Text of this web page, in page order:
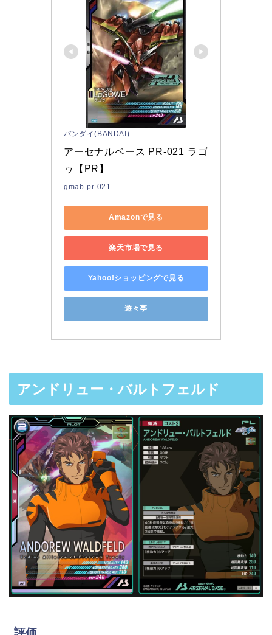
バンダイ(BANDAI)
アーセナルベース PR-021 ラゴ
ゥ【PR】
gmab-pr-021
Amazonで見る
楽天市場で見る
Yahoo!ショッピングで見る
遊々亭
アンドリュー・バルトフェルド